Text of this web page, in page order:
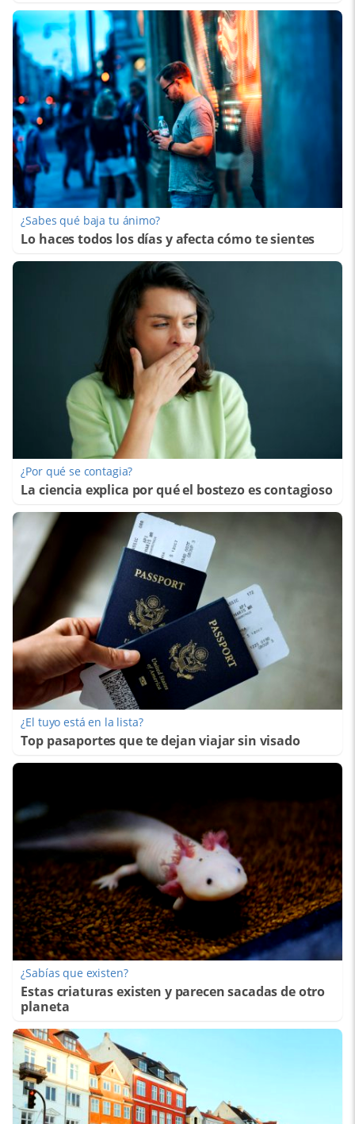
¿Sabes qué baja tu ánimo?
Lo haces todos los días y afecta cómo te sientes
¿Por qué se contagia?
La ciencia explica por qué el bostezo es contagioso
¿El tuyo está en la lista?
Top pasaportes que te dejan viajar sin visado
¿Sabías que existen?
Estas criaturas existen y parecen sacadas de otro
planeta